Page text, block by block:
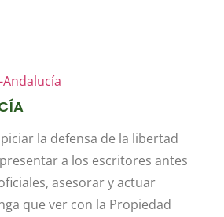
la defensa de la libertad
a los escritores antes
asesorar y actuar
que ver con la Propiedad